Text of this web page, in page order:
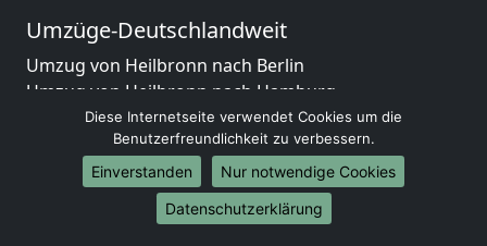
Umzüge-Deutschlandweit
Umzug von Heilbronn nach Berlin
Umzug von Heilbronn nach Hamburg
Umzug von Heilbronn nach München
Umzug von Heilbronn nach Köln
Umzug von Heilbronn nach Frankfurt am Main
Umzug von Heilbronn nach Stuttgart
Umzug von Heilbronn nach Düsseldorf
Diese Internetseite verwendet Cookies um die
Benutzerfreundlichkeit zu verbessern.
Einverstanden
Nur notwendige Cookies
Datenschutzerklärung